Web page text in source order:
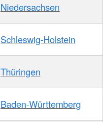
Niedersachsen
Schleswig-Holstein
Thüringen
Baden-Württemberg